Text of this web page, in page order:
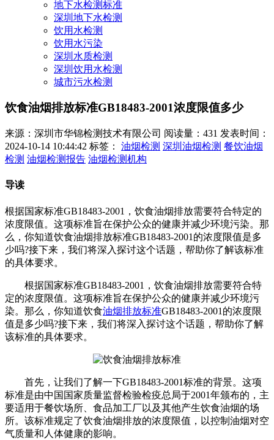
地下水检测标准
深圳地下水检测
饮用水检测
饮用水污染
深圳水质检测
深圳饮用水检测
城市污水检测
饮食油烟排放标准GB18483-2001浓度限值多少
来源：深圳市华锦检测技术有限公司 阅读量：431 发表时间：
2024-10-14 10:44:42 标签： 油烟检测 深圳油烟检测 餐饮油烟
检测 油烟检测报告 油烟检测机构
导读
根据国家标准GB18483-2001，饮食油烟排放需要符合特定的
浓度限值。这项标准旨在保护公众的健康并减少环境污染。那
么，你知道饮食油烟排放标准GB18483-2001的浓度限值是多
少吗?接下来，我们将深入探讨这个话题，帮助你了解该标准
的具体要求。
根据国家标准GB18483-2001，饮食油烟排放需要符合特
定的浓度限值。这项标准旨在保护公众的健康并减少环境污
染。那么，你知道饮食油烟排放标准GB18483-2001的浓度限
值是多少吗?接下来，我们将深入探讨这个话题，帮助你了解
该标准的具体要求。
首先，让我们了解一下GB18483-2001标准的背景。这项
标准是由中国国家质量监督检验检疫总局于2001年颁布的，主
要适用于餐饮场所、食品加工厂以及其他产生饮食油烟的场
所。该标准规定了饮食油烟排放的浓度限值，以控制油烟对空
气质量和人体健康的影响。